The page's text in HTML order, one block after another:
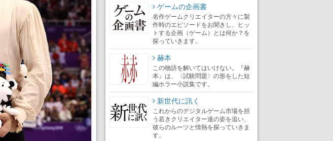
ゲームの企画書
名作ゲームクリエイターの方々に製
作時のエピソードをお聞きし、ヒッ
トする企画（ゲーム）とは何か？を
探っていきます。
赫本
この物語を解いてはいけない。『赫
本』は、〈試験問題〉の形をした短
編ホラー小説集です。
新世代に訊く
これからのデジタルゲーム市場を担
う若きクリエイター達の姿を追い、
彼らのルーツと情熱を探っていきま
す。